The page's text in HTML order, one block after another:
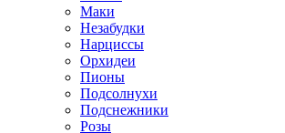
Маки
Незабудки
Нарциссы
Орхидеи
Пионы
Подсолнухи
Подснежники
Розы